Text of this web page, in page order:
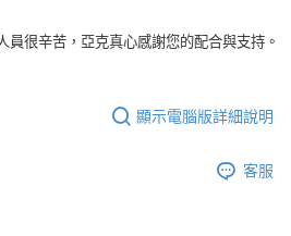
員很辛苦，亞克真心感謝您的配合與支持。
顯示電腦版詳細說明
客服